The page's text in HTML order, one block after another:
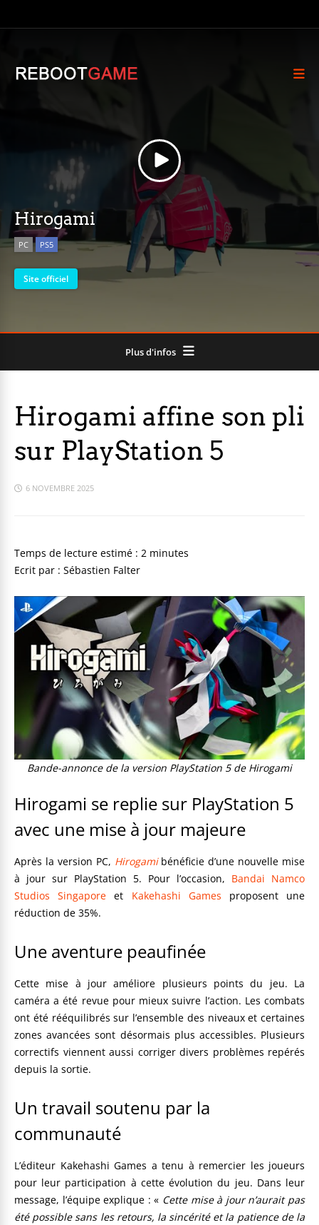
Hirogami
PC PS5
Site officiel
Plus d'infos
Hirogami affine son pli
sur PlayStation 5
6 NOVEMBRE 2025
Ecrit par : Sébastien Falter
Bande-annonce de la version PlayStation 5 de Hirogami
Hirogami se replie sur PlayStation 5
avec une mise à jour majeure
Après la version PC, Hirogamibénéficie d’une nouvelle mise
à jour sur PlayStation 5. Pour l’occasion, Bandai Namco
Studios Singapore et Kakehashi Games proposent une
réduction de 35%.
Une aventure peaufinée
Cette mise à jour améliore plusieurs points du jeu. La
caméra a été revue pour mieux suivre l’action. Les combats
ont été rééquilibrés sur l’ensemble des niveaux et certaines
zones avancées sont désormais plus accessibles. Plusieurs
correctifs viennent aussi corriger divers problèmes repérés
depuis la sortie.
Un travail soutenu par la
communauté
L’éditeur Kakehashi Games a tenu à remercier les joueurs
pour leur participation à cette évolution du jeu. Dans leur
message, l’équipe explique : « Cette mise à jour n’aurait pas
été possible sans les retours, la sincérité et la patience de la